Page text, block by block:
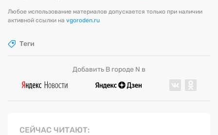
Любое использование материалов допускается только при наличии
активной ссылки на vgoroden.ru
Теги
Добавить В городе N в
СЕЙЧАС ЧИТАЮТ